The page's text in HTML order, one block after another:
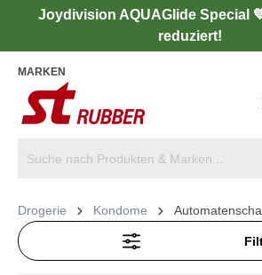
Joydivision AQUAGlide Special
reduziert!
MARKEN
Drogerie Kondome